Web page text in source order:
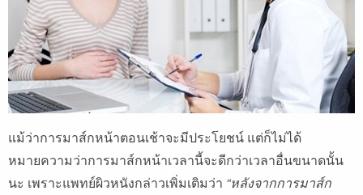
แม้ว่าการมาส์กหน้าตอนเช้าจะมีประโยชน์ แต่ก็ไม่ได้
หมายความว่าการมาส์กหน้าเวลานี้จะดีกว่าเวลาอื่นขนาดนั้น
นะ เพราะแพทย์ผิวหนังกล่าวเพิ่มเติมว่า “หลังจากการมาส์ก